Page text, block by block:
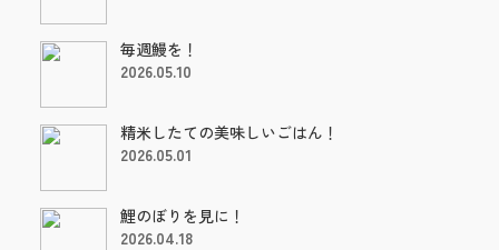
毎週鰻を！
2026.05.10
精米したての美味しいごはん！
2026.05.01
鯉のぼりを見に！
2026.04.18